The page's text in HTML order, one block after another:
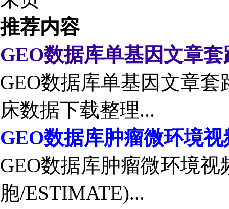
推荐内容
GEO数据库单基因文章
GEO数据库单基因文章套
床数据下载整理...
GEO数据库肿瘤微环境
GEO数据库肿瘤微环境
胞/ESTIMATE)...